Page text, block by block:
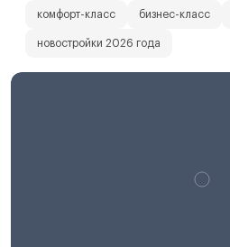
комфорт-класс бизнес-класс
новостройки 2026 года